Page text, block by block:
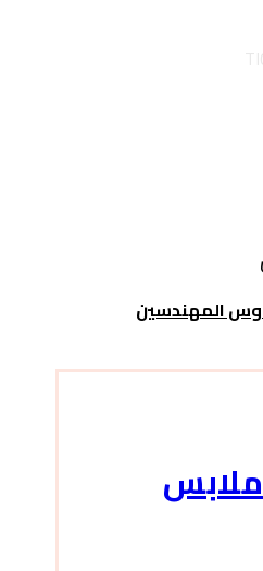
المهندسين